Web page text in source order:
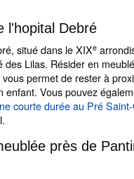
l'hopital Debré
situé dans le XIXe
des Lilas. Résider en
permet de rester à
enfant. Vous pouvez
courte durée au Pré
près de